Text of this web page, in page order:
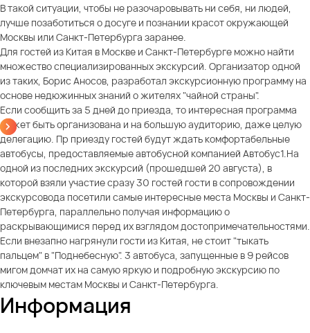
В такой ситуации, чтобы не разочаровывать ни себя, ни людей,
лучше позаботиться о досуге и познании красот окружающей
Москвы или Санкт-Петербурга заранее.
Для гостей из Китая в Москве и Санкт-Петербурге можно найти
множество специализированных экскурсий. Организатор одной
из таких, Борис Аносов, разработал экскурсионную программу на
основе недюжинных знаний о жителях "чайной страны".
Если сообщить за 5 дней до приезда, то интересная программа
может быть организована и на большую аудиторию, даже целую
делегацию. Пр приезду гостей будут ждать комфортабельные
автобусы, предоставляемые автобусной компанией Автобус1.На
одной из последних экскурсий (прошедшей 20 августа), в
которой взяли участие сразу 30 гостей гости в сопровождении
экскурсовода посетили самые интересные места Москвы и Санкт-
Петербурга, параллельно получая информацию о
раскрывающимися перед их взглядом достопримечательностями.
Если внезапно нагрянули гости из Китая, не стоит "тыкать
пальцем" в "Поднебесную". 3 автобуса, запущенные в 9 рейсов
мигом домчат их на самую яркую и подробную экскурсию по
ключевым местам Москвы и Санкт-Петербурга.
Информация